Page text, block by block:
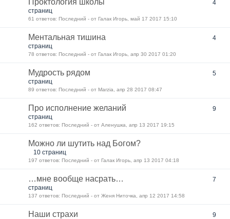
Проктология школы
4
страниц
61 ответов: Последний - от Галак Игорь, май 17 2017 15:10
Ментальная тишина
4
страниц
78 ответов: Последний - от Галак Игорь, апр 30 2017 01:20
Мудрость рядом
5
страниц
89 ответов: Последний - от Marzia, апр 28 2017 08:47
Про исполнение желаний
9
страниц
162 ответов: Последний - от Аленушка, апр 13 2017 19:15
Можно ли шутить над Богом?
10 страниц
197 ответов: Последний - от Галак Игорь, апр 13 2017 04:18
…мне вообще насрать…
7
страниц
137 ответов: Последний - от Женя Ниточка, апр 12 2017 14:58
Наши страхи
9